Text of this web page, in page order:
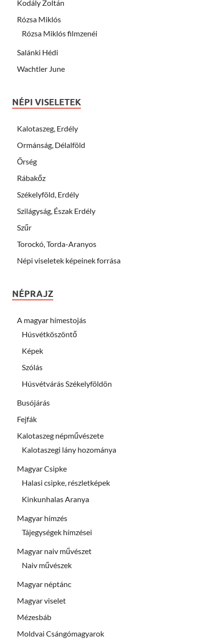
Kodály Zoltán
Rózsa Miklós
Rózsa Miklós filmzenéi
Salánki Hédi
Wachtler June
NÉPI VISELETEK
Kalotaszeg, Erdély
Ormánság, Délalföld
Őrség
Rábakőz
Székelyföld, Erdély
Szilágyság, Észak Erdély
Szűr
Torockó, Torda-Aranyos
Népi viseletek képeinek forrása
NÉPRAJZ
A magyar hímestojás
Húsvétköszöntő
Képek
Szólás
Húsvétvárás Székelyföldön
Busójárás
Fejfák
Kalotaszeg népművészete
Kalotaszegi lány hozománya
Magyar Csipke
Halasi csipke, részletképek
Kinkunhalas Aranya
Magyar hímzés
Tájegységek hímzései
Magyar naiv művészet
Naiv művészek
Magyar néptánc
Magyar viselet
Mézesbáb
Moldvai Csángómagyarok